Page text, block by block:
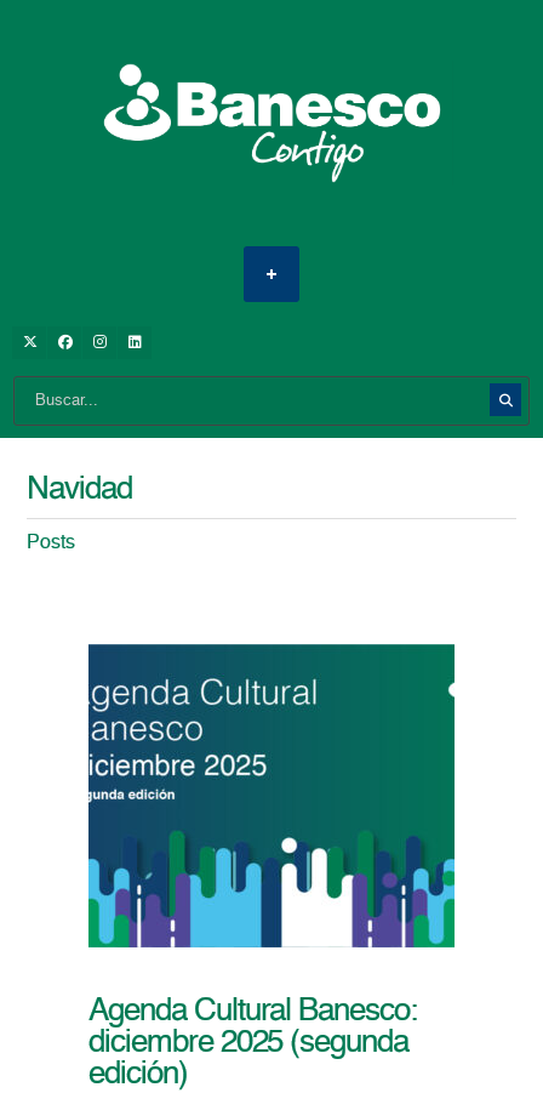
Navidad
Posts
Agenda Cultural Banesco:
diciembre 2025 (segunda
edición)